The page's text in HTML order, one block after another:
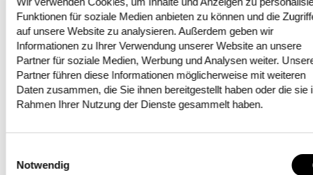
Funktionen für soziale Medien anbieten zu können und die
auf unsere Website zu analysieren. Außerdem geben wir
Informationen zu Ihrer Verwendung unserer Website an unsere
Partner für soziale Medien, Werbung und Analysen weiter.
Partner führen diese Informationen möglicherweise mit weiteren
Daten zusammen, die Sie ihnen bereitgestellt haben oder die sie
Rahmen Ihrer Nutzung der Dienste gesammelt haben.
Notwendig
Sie können viel und doch kennen nur wenige
Menschen ihre ganze Power:
Fahrerassistenzsysteme, die in unseren Autos
verbaut sind. Diese technischen
Errungenschaften leisten einen wesentlichen
vermeiden. Umso wichtige ist es deshalb, den
dieser lebensrettenden Systeme zu erläutern und